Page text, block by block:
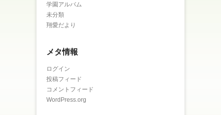
学園アルバム
未分類
翔愛だより
メタ情報
ログイン
投稿フィード
コメントフィード
WordPress.org